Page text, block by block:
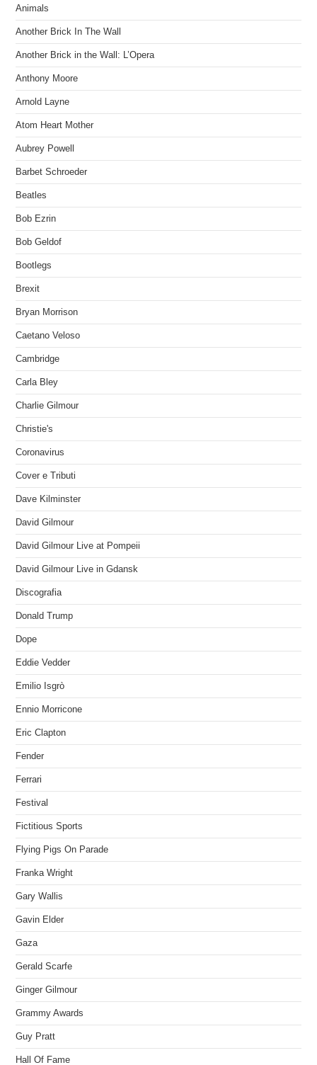
Animals
Another Brick In The Wall
Another Brick in the Wall: L’Opera
Anthony Moore
Arnold Layne
Atom Heart Mother
Aubrey Powell
Barbet Schroeder
Beatles
Bob Ezrin
Bob Geldof
Bootlegs
Brexit
Bryan Morrison
Caetano Veloso
Cambridge
Carla Bley
Charlie Gilmour
Christie's
Coronavirus
Cover e Tributi
Dave Kilminster
David Gilmour
David Gilmour Live at Pompeii
David Gilmour Live in Gdansk
Discografia
Donald Trump
Dope
Eddie Vedder
Emilio Isgrò
Ennio Morricone
Eric Clapton
Fender
Ferrari
Festival
Fictitious Sports
Flying Pigs On Parade
Franka Wright
Gary Wallis
Gavin Elder
Gaza
Gerald Scarfe
Ginger Gilmour
Grammy Awards
Guy Pratt
Hall Of Fame